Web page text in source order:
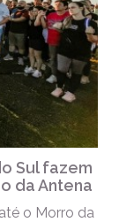
Sul fazem
da Antena
o Morro da